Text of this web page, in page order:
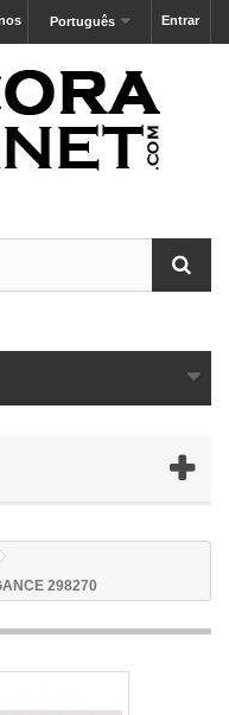
Entrar
Português
298270